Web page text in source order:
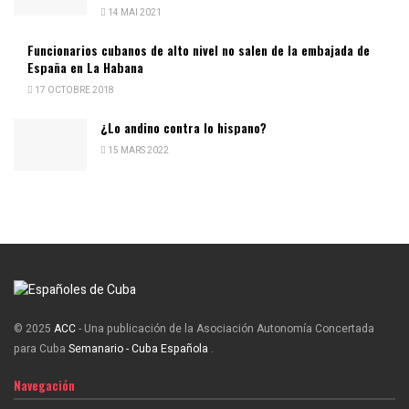
14 MAI 2021
Funcionarios cubanos de alto nivel no salen de la embajada de
España en La Habana
17 OCTOBRE 2018
¿Lo andino contra lo hispano?
15 MARS 2022
© 2025 ACC- Una publicación de la Asociación Autonomía Concertada
para Cuba Semanario - Cuba Española .
Navegación